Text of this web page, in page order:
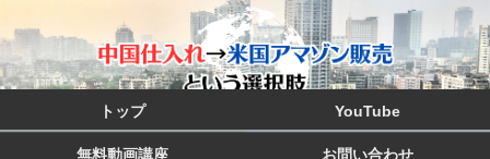
トップ YouTube
無料動画講座 お問い合わせ